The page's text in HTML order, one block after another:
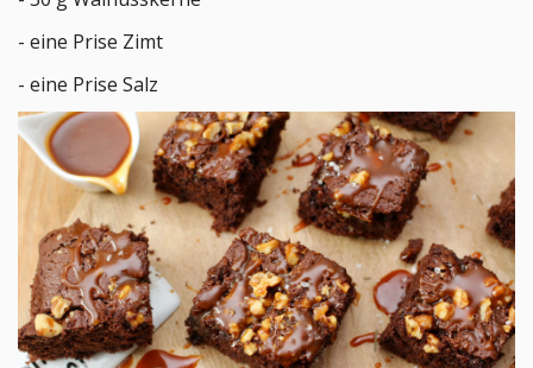
- eine Prise Zimt
- eine Prise Salz